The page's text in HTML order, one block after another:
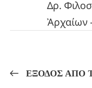
Δρ.
Ἀρχαίων